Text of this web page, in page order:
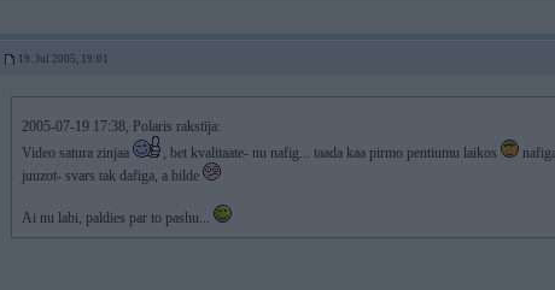
19. Jul 2005, 19:01
2005-07-19 17:38, Polaris rakstīja:
Video satura zinjaa
, bet kvalitaate- nu nafig... taada kaa pirmo pentiumu laikos
juuzot- svars tak dafiga, a bilde
Ai nu labi, paldies par to pashu...